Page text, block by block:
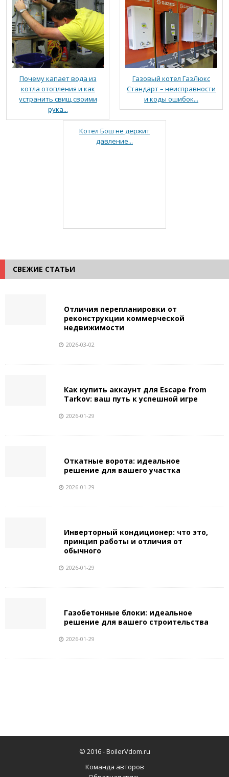
Почему капает вода из
котла отопления и как
устранить свищ своими
рука...
Газовый котел ГазЛюкс
Стандарт – неисправности
и коды ошибок...
Котел Бош не держит
давление...
СВЕЖИЕ СТАТЬИ
Отличия перепланировки от
реконструкции коммерческой
недвижимости
2026-03-02
Как купить аккаунт для Escape from
Tarkov: ваш путь к успешной игре
2026-01-29
Откатные ворота: идеальное
решение для вашего участка
2026-01-29
Инверторный кондиционер: что это,
принцип работы и отличия от
обычного
2026-01-29
Газобетонные блоки: идеальное
решение для вашего строительства
2026-01-29
© 2016 -BoilerVdom.ru
Команда авторов